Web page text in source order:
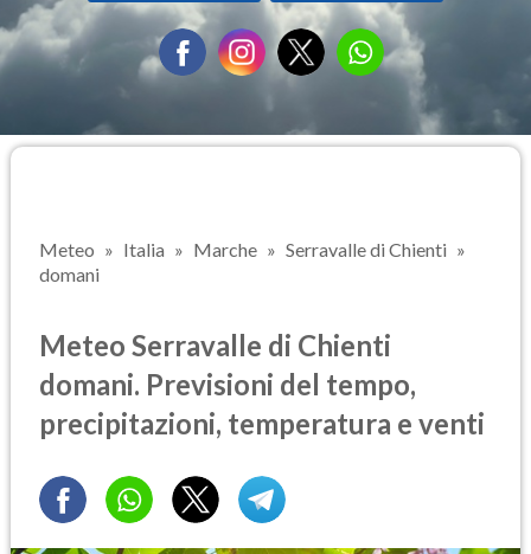
Meteo Italia Marche
Serravalle di Chienti
domani
Meteo Serravalle di Chienti
domani. Previsioni del tempo,
precipitazioni, temperatura e venti